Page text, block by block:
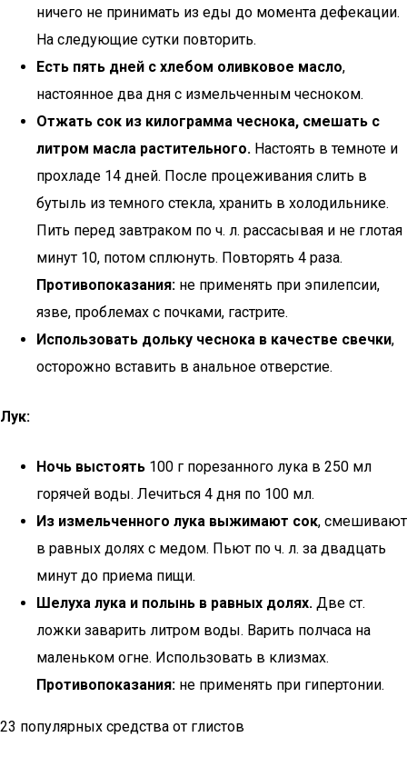
ничего не принимать из еды до момента дефекации.
На следующие сутки повторить.
Есть пять дней с хлебом оливковое масло,
настоянное два дня с измельченным чесноком.
Отжать сок из килограмма чеснока, смешать с
литром масла растительного. Настоять в темноте и
прохладе 14 дней. После процеживания слить в
бутыль из темного стекла, хранить в холодильнике.
Пить перед завтраком по ч. л. рассасывая и не глотая
минут 10, потом сплюнуть. Повторять 4 раза.
Противопоказания: не применять при эпилепсии,
язве, проблемах с почками, гастрите.
Использовать дольку чеснока в качестве свечки,
осторожно вставить в анальное отверстие.
Лук:
Ночь выстоять 100 г порезанного лука в 250 мл
горячей воды. Лечиться 4 дня по 100 мл.
Из измельченного лука выжимают сок, смешивают
в равных долях с медом. Пьют по ч. л. за двадцать
минут до приема пищи.
Шелуха лука и полынь в равных долях. Две ст.
ложки заварить литром воды. Варить полчаса на
маленьком огне. Использовать в клизмах.
Противопоказания: не применять при гипертонии.
23 популярных средства от глистов